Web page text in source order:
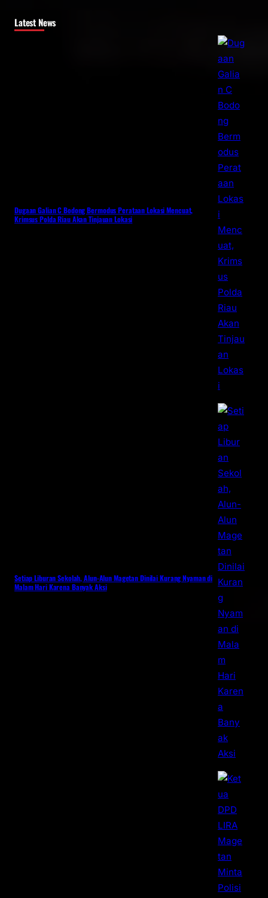
Latest News
Dugaan Galian C Bodong Bermodus Perataan Lokasi Mencuat,
Krimsus Polda Riau Akan Tinjauan Lokasi
Setiap Liburan Sekolah, Alun-Alun Magetan Dinilai Kurang Nyaman di
Malam Hari Karena Banyak Aksi